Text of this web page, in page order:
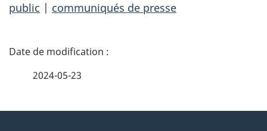
public | communiqués de presse
D
2024-05-23